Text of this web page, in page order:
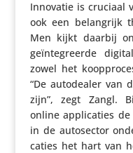
Innovatie is cruciaal
ook een belang­rijk
Men kijkt daarbij
geïn­te­greerde
zowel het
“De auto­dealer van
zijn”, zegt Zangl.
online appli­ca­ties
in de auto­sector
ca­ties het hart van